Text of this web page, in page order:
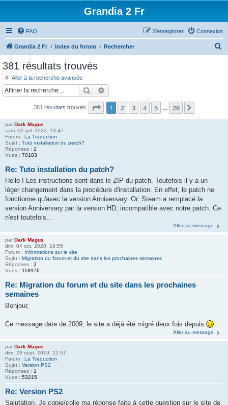
Grandia 2 Fr
FAQ Connexion
S’enregistrer
Grandia 2 Fr Index du forum Rechercher
c
381 résultats trouvés
Aller à la recherche avancée
Rechercher
381 résultats trouvés Page 1sur26
1 2 3 4 5 26
par Dark Magus
sam. 02 juil. 2022, 13:47
Forum : La Traduction
Sujet : Tuto installation du patch?
Réponses : 1
Vues : 70103
Re: Tuto installation du patch?
Hello ! Les instructions sont dans le ZIP du patch. Toutefois il y a un
léger changement dans la procédure d'installation. En effet, le patch ne
fonctionne qu'avec la version Anniversary. Or, Steam a remplacé la
version Anniversary par la version HD, incompatible avec notre patch. Ce
n'est toutefois...
Aller au message
par Dark Magus
dim. 04 oct. 2020, 19:55
Forum : Informations sur le site
Sujet : Migration du forum et du site dans les prochaines semaines
Réponses : 2
Vues : 118976
Re: Migration du forum et du site dans les prochaines
semaines
Bonjour,
Ce message date de 2009, le site a déjà été migré deux fois depuis
Aller au message
par Dark Magus
dim. 29 sept. 2019, 22:57
Forum : La Traduction
Sujet : Version PS2
Réponses : 1
Vues : 53215
Re: Version PS2
Salutation, Je copie/colle ma réponse faite à cette question sur le site de